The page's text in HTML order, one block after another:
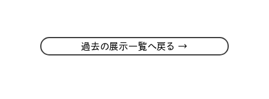
過去の展示一覧へ戻る →